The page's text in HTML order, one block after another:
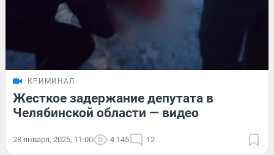
КРИМИНАЛ
Жесткое задержание депутата в
Челябинской области — видео
28 января, 2025, 11:00 4 145 12